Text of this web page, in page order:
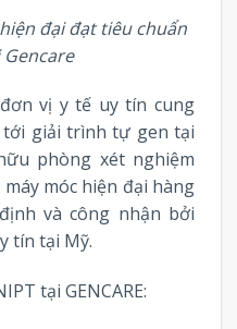
đại đạt tiêu chuẩn
đơn vị y tế uy tín cung
tới giải trình tự gen tại
phòng xét nghiệm
móc hiện đại hàng
và công nhận bởi
tín tại Mỹ.
tại GENCARE: